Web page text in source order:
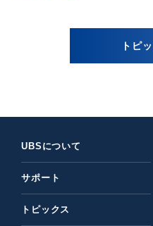
トピ
UBSについて
サポート
トピックス